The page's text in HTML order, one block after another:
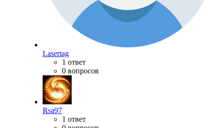
Lasertag
1 ответ
0 вопросов
Rsa97
1 ответ